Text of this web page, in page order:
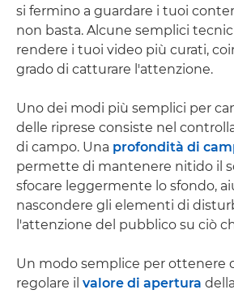
si fermino a guardare i tuoi
non basta. Alcune semplici
rendere i tuoi video più curati,
grado di catturare l'attenzione.
Uno dei modi più semplici per
delle riprese consiste nel
di campo. Una profondità di
permette di mantenere nitido il
sfocare leggermente lo sfondo,
nascondere gli elementi di
l'attenzione del pubblico su ciò
Un modo semplice per ottenere
regolare il valore di apertura